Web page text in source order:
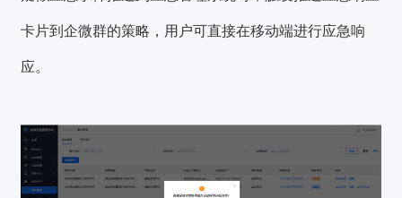
卡片到企微群的策略，用户可直接在移动端进行应急响
应。